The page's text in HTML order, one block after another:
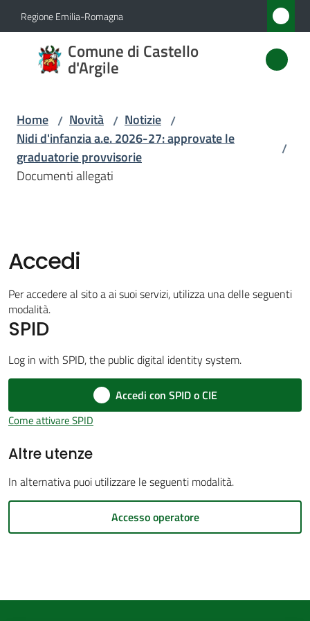
Vai al contenuto
Vai alla navigazione
Vai al footer
Regione Emilia-Romagna
Comune di Castello
d'Argile
Comune
di
Amministrazione
Servizi
Vivere
Castello
d'Argile
Amministrazione
Tutti
su
Home / Novità / Notizie /
Nidi d'infanzia a.e. 2026-27: approvate le
graduatorie provvisorie
/
Documenti allegati
Accedi
Per accedere al sito a ai suoi servizi, utilizza una delle seguenti
modalità.
SPID
Log in with SPID, the public digital identity system.
Accedi con SPID o CIE
Come attivare SPID
Altre utenze
In alternativa puoi utilizzare le seguenti modalità.
Accesso operatore